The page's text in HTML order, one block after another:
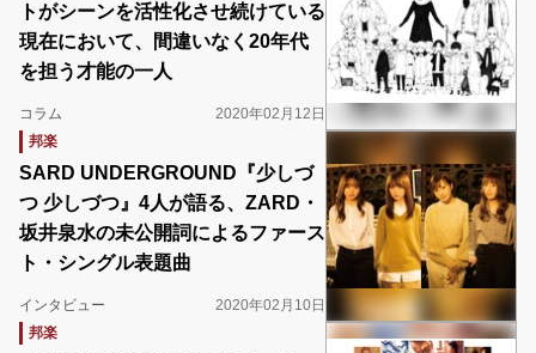
トがシーンを活性化させ続けている
現在において、間違いなく20年代
を担う才能の一人
コラム
2020年02月12日
邦楽
SARD UNDERGROUND『少しづ
つ 少しづつ』4人が語る、ZARD・
坂井泉水の未公開詞によるファース
ト・シングル表題曲
インタビュー
2020年02月10日
邦楽